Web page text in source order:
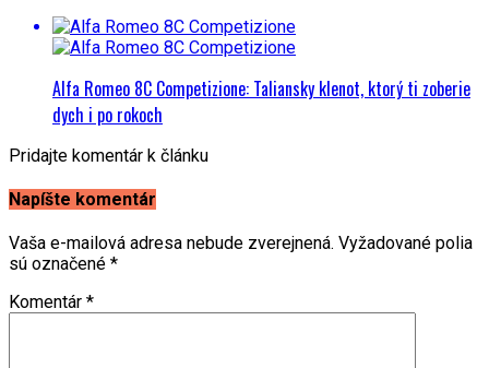
Alfa Romeo 8C Competizione: Taliansky klenot, ktorý ti zoberie
dych i po rokoch
Pridajte komentár k článku
Napíšte komentár
Vaša e-mailová adresa nebude zverejnená. Vyžadované polia
sú označené *
Komentár *